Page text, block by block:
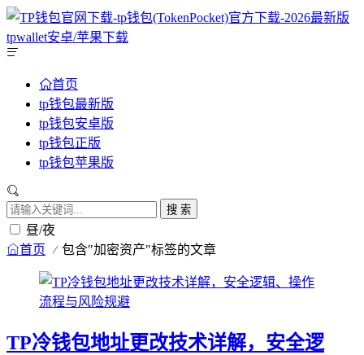
首页
tp钱包最新版
tp钱包安卓版
tp钱包正版
tp钱包苹果版
搜 索
昼/夜
首页 包含"加密资产"标签的文章
TP冷钱包地址更改技术详解，安全逻